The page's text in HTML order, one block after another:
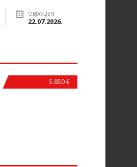
OBJAVLJEN
22.07.2026.
5.850 €